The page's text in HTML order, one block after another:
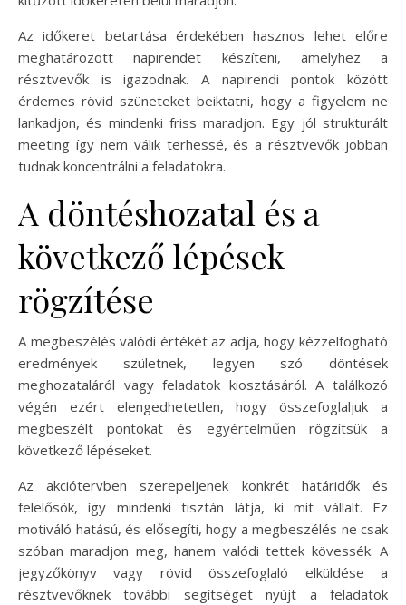
Az időkeret betartása érdekében hasznos lehet előre
meghatározott napirendet készíteni, amelyhez a
résztvevők is igazodnak. A napirendi pontok között
érdemes rövid szüneteket beiktatni, hogy a figyelem ne
lankadjon, és mindenki friss maradjon. Egy jól strukturált
meeting így nem válik terhessé, és a résztvevők jobban
tudnak koncentrálni a feladatokra.
A döntéshozatal és a
következő lépések
rögzítése
A megbeszélés valódi értékét az adja, hogy kézzelfogható
eredmények születnek, legyen szó döntések
meghozataláról vagy feladatok kiosztásáról. A találkozó
végén ezért elengedhetetlen, hogy összefoglaljuk a
megbeszélt pontokat és egyértelműen rögzítsük a
következő lépéseket.
Az akciótervben szerepeljenek konkrét határidők és
felelősök, így mindenki tisztán látja, ki mit vállalt. Ez
motiváló hatású, és elősegíti, hogy a megbeszélés ne csak
szóban maradjon meg, hanem valódi tettek kövessék. A
jegyzőkönyv vagy rövid összefoglaló elküldése a
résztvevőknek további segítséget nyújt a feladatok